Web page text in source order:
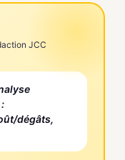
JCC
dégâts,